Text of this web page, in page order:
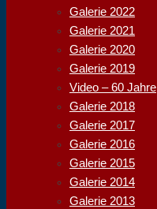
Galerie 2022
Galerie 2021
Galerie 2020
Galerie 2019
Video – 60 Jahre
Galerie 2018
Galerie 2017
Galerie 2016
Galerie 2015
Galerie 2014
Galerie 2013